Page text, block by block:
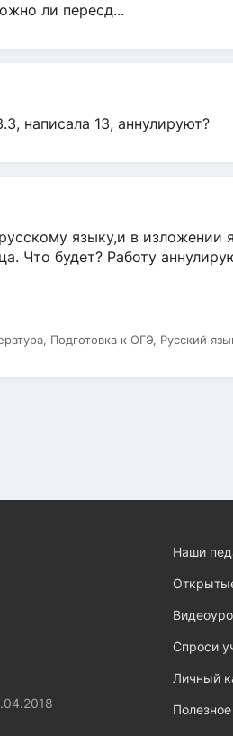
ли пересд...
написала 13, аннулируют?
языку,и в изложении
Что будет? Работу
Подготовка к ОГЭ, Русский
Наши
Спроси
Личный